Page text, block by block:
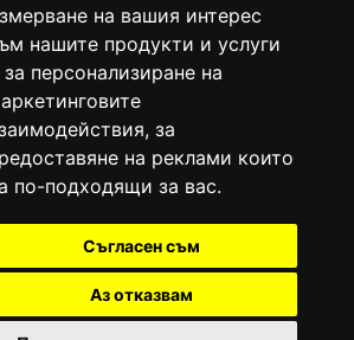
на вашия интерес
нашите продукти и услуги
за персонализиране на
, за
на реклами които
по-подходящи за вас.
Съгласен съм
Аз отказвам
вестника е регистрирано в националния
издания (Българска национална
ISSN 1312-4722.
на марката: Вяра информационен
България, със свидетелство за марка